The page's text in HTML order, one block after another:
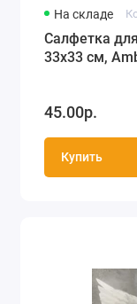
На складе
Салфетка
33х33 см,
45.00р.
Купить